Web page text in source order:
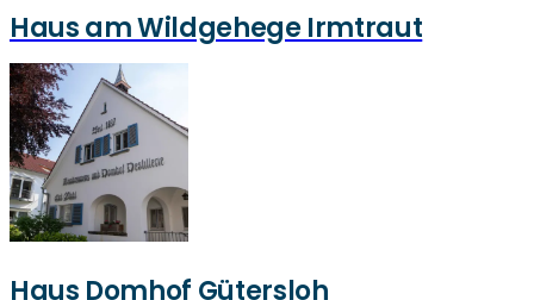
Haus am Wildgehege Irmtraut
Haus Domhof Gütersloh